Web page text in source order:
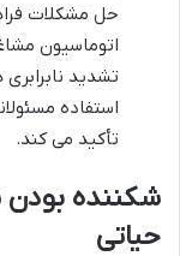
حل مشکلات
اتوماسیون
تشدید
استفاده
تأکید می کند.
شکننده
حیاتی